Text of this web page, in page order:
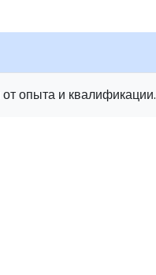
опыта и квалификации.